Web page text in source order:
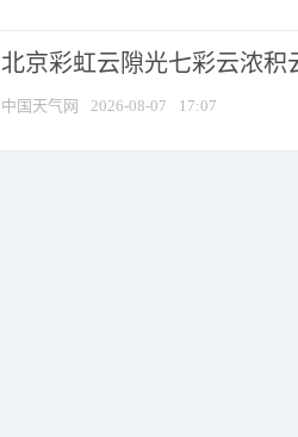
北京彩虹云隙光七彩云浓积
中国天气网 2026-08-07 17:07